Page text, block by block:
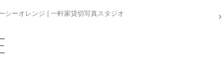
シーオレンジ | 一軒家貸切写真スタジオ